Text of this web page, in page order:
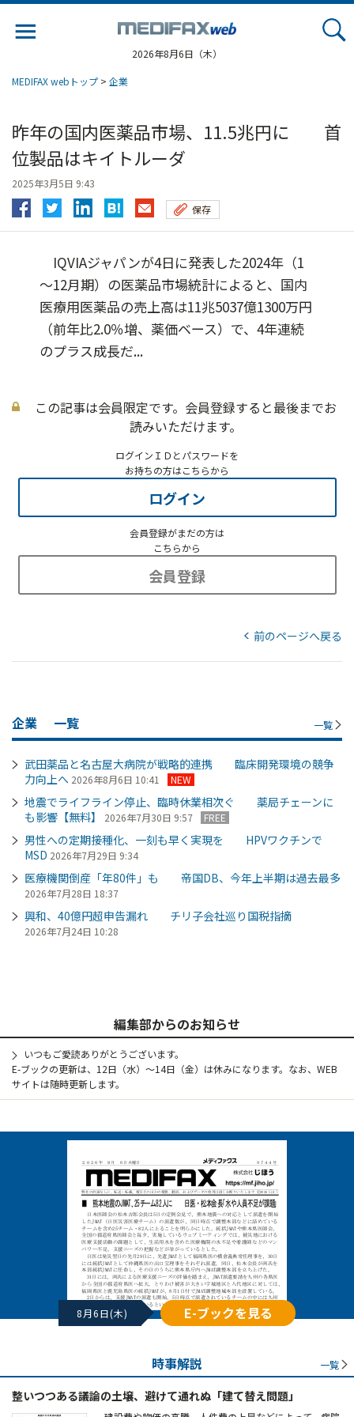
2026年8月6日（木）
MEDIFAX webトップ > 企業
昨年の国内医薬品市場、11.5兆円に 首
位製品はキイトルーダ
2025年3月5日 9:43
保存
IQVIAジャパンが4日に発表した2024年（1
～12月期）の医薬品市場統計によると、国内
医療用医薬品の売上高は11兆5037億1300万円
（前年比2.0％増、薬価ベース）で、4年連続
のプラス成長だ...
この記事は会員限定です。会員登録すると最後までお
読みいただけます。
ログインＩＤとパスワードを
お持ちの方はこちらから
ログイン
会員登録がまだの方は
こちらから
会員登録
前のページへ戻る
企業 一覧 一覧
武田薬品と名古屋大病院が戦略的連携 臨床開発環境の競争
力向上へ 2026年8月6日 10:41 NEW
地震でライフライン停止、臨時休業相次ぐ 薬局チェーンに
も影響【無料】
2026年7月30日 9:57 FREE
男性への定期接種化、一刻も早く実現を HPVワクチンで
MSD 2026年7月29日 9:34
医療機関倒産「年80件」も 帝国DB、今年上半期は過去最多
2026年7月28日 18:37
興和、40億円超申告漏れ チリ子会社巡り国税指摘
2026年7月24日 10:28
編集部からのお知らせ
いつもご愛読ありがとうございます。
E-ブックの更新は、12日（水）～14日（金）は休みになります。なお、WEB
サイトは随時更新します。
8月6日(木) E-ブックを見る
時事解説 一覧
整いつつある議論の土壌、避けて通れぬ「建て替え問題」